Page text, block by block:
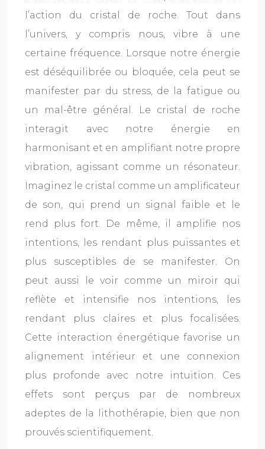
l’action du cristal de roche. Tout dans
l’univers, y compris nous, vibre à une
certaine fréquence. Lorsque notre énergie
est déséquilibrée ou bloquée, cela peut se
manifester par du stress, de la fatigue ou
un mal-être général. Le cristal de roche
interagit avec notre énergie en
harmonisant et en amplifiant notre propre
vibration, agissant comme un résonateur.
Imaginez le cristal comme un amplificateur
de son, qui prend un signal faible et le
rend plus fort. De même, il amplifie nos
intentions, les rendant plus puissantes et
plus susceptibles de se manifester. On
peut aussi le voir comme un miroir qui
reflète et intensifie nos intentions, les
rendant plus claires et plus focalisées.
Cette interaction énergétique favorise un
alignement intérieur et une connexion
plus profonde avec notre intuition. Ces
effets sont perçus par de nombreux
adeptes de la lithothérapie, bien que non
prouvés scientifiquement.